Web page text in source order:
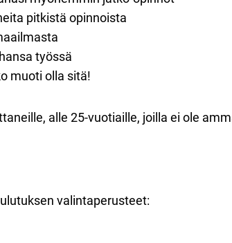
pitkistä opinnoista
työssä
muoti olla sitä!
alle 25-vuotiaille, joilla ei ole
valintaperusteet: